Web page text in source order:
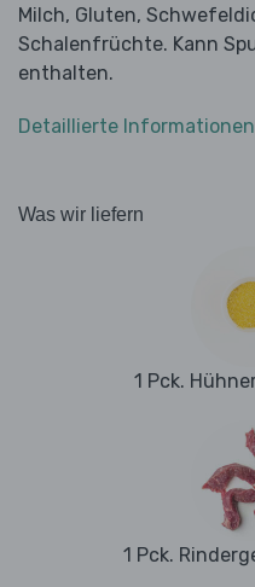
Milch, Gluten,
Schalenfrüchte. Kann
enthalten.
Detaillierte
Was wir liefern
1 Pck.
1 Pck.